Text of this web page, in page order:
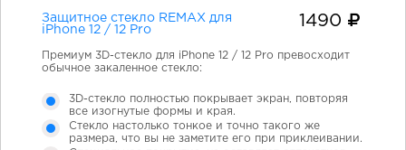
Защитное стекло REMAX для
iPhone 12 / 12 Pro
1490
Премиум 3D-стекло для iPhone 12 / 12 Pro превосходит
обычное закаленное стекло:
3D-стекло полностью покрывает экран, повторяя
все изогнутые формы и края.
Стекло настолько тонкое и точно такого же
размера, что вы не заметите его при приклеивании.